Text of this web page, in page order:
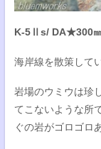
K-5Ⅱs/ DA★300㎜
海岸線を散策して
岩場のウミウは珍
てこないような所
ぐの岩がゴロゴロ